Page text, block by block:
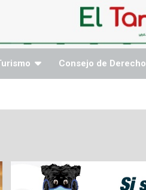
Consejo de Derecho